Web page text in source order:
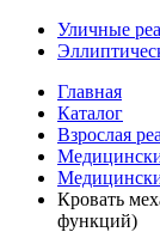
Уличные
Главная
Каталог
Взрослая
Кровать
функций)